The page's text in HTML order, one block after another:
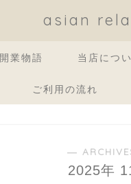
asian
業物語 当店につ
ご利用の流れ
―
2025年